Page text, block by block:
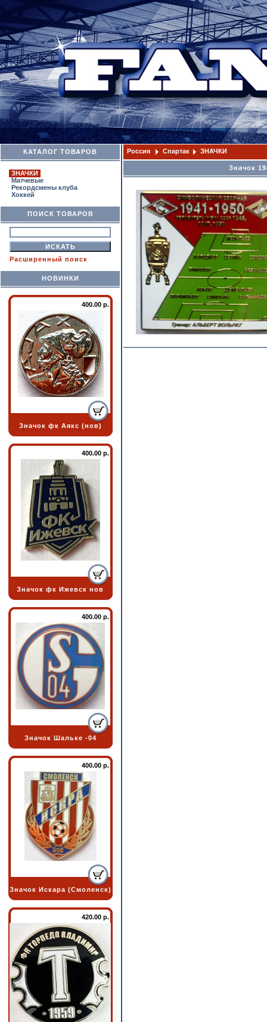
КАТАЛОГ ТОВАРОВ
ЗНАЧКИ
Матчевые
Рекордсмены клуба
Хоккей
ПОИСК ТОВАРОВ
Расширенный поиск
НОВИНКИ
400.00 р.
Значок фк Аякс (нов)
400.00 р.
Значок фк Ижевск нов
400.00 р.
Значок Шальке -04
400.00 р.
Значок Искара (Смоленск)
420.00 р.
Россия Спартак ЗНАЧКИ
Значок